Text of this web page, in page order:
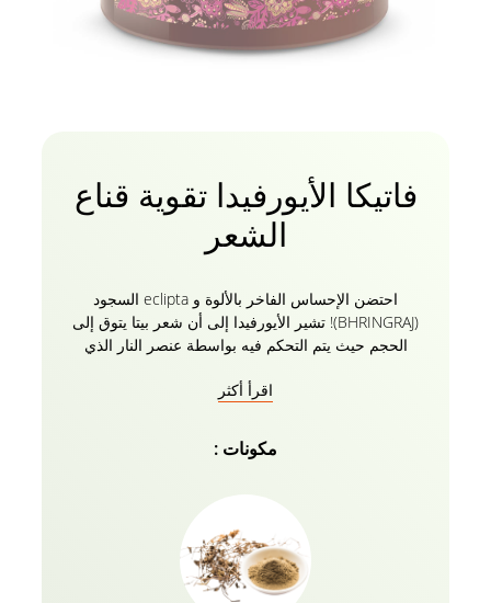
فاتيكا الأيورفيدا تقوية قناع
الشعر
احتضن الإحساس الفاخر بالألوة و eclipta السجود
(BHRINGRAJ)! تشير الأيورفيدا إلى أن شعر بيتا يتوق إلى
الحجم حيث يتم التحكم فيه بواسطة عنصر النار الذي
الفرك أو التصفيف أو حتى ربطات الشعر إلى تكسر
الشعر لروتين شعرك اليومي وسيتم تنشيط شعرك وتألقه
مرة أخرى حيث يتم مزجه بأعشاب الأيورفيدا
اقرأ أكثر
مكونات :